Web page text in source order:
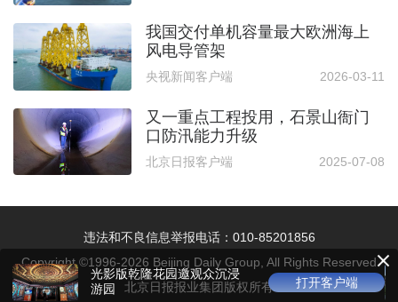
我国交付单机容量最大欧洲海上
风电导管架
央视新闻客户端 2026-03-11
又一重点工程投用，石景山衙门
口防汛能力升级
北京日报客户端 2025-07-08
违法和不良信息举报电话：010-85201856
Copyright ©1996-2026 Beijing Daily Group, All Rights Reserved
北京日报报业集团版权所有
光影版乾隆花园邀观众沉浸
游园
打开客户端